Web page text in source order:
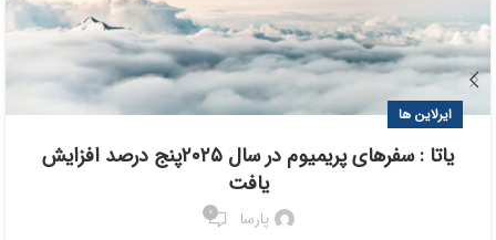
ایرلاین ها
یاتا : سفرهای پریمیوم در سال ۲۰۲۵پنج درصد افزایش
یافت
پارسا 0